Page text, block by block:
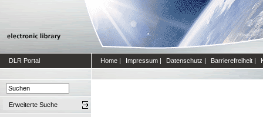
DLR Portal Home | Impressum | Datenschutz | Barrierefreiheit |
Erweiterte Suche